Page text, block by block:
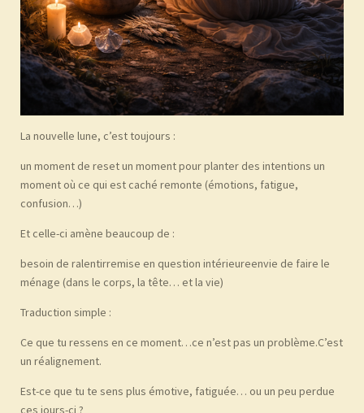
La nouvelle lune, c’est toujours :
un moment de resetun moment pour planter des intentions un
moment où ce qui est caché remonte (émotions, fatigue,
confusion…)
Et celle-ci amène beaucoup de :
besoin de ralentirremise en question intérieureenvie de faire le
ménage (dans le corps, la tête… et la vie)
Traduction simple :
Ce que tu ressens en ce moment…ce n’est pas un problème.C’est
un réalignement.
Est-ce que tu te sens plus émotive, fatiguée… ou un peu perdue
ces jours-ci ?